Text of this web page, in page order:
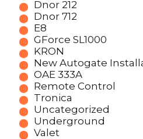
Dnor 212
Dnor 712
E8
GForce SL1000
KRON
New Autogate
OAE 333A
Remote Control
Tronica
Uncategorized
Underground
Valet